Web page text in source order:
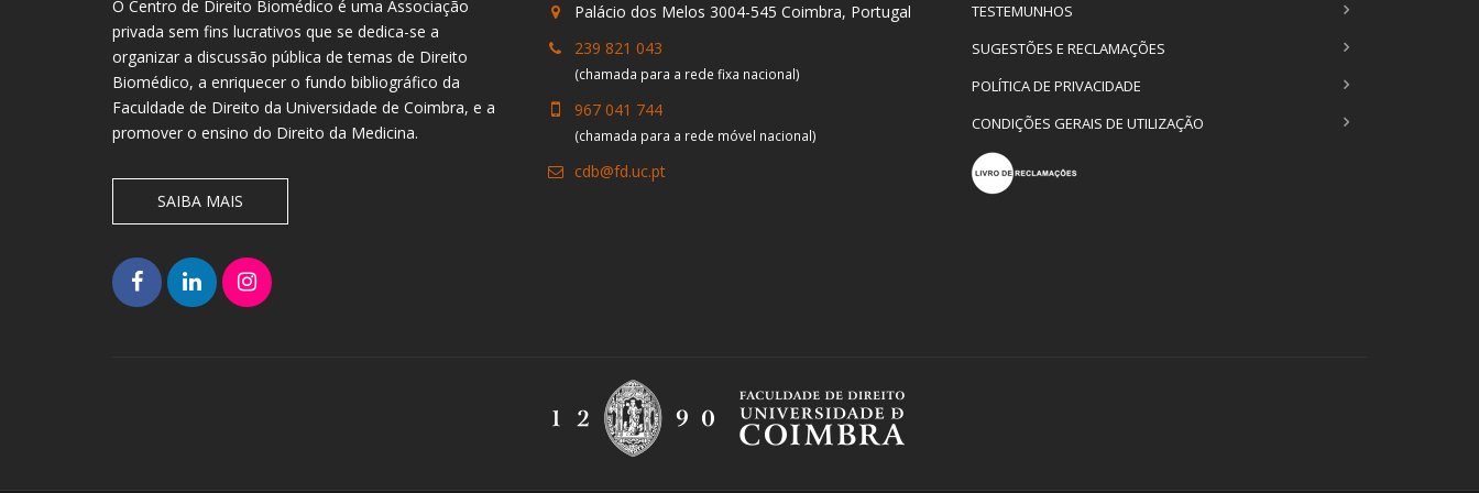
O Centro de Direito Biomédico é uma Associação
privada sem fins lucrativos que se dedica-se a
organizar a discussão pública de temas de Direito
Biomédico, a enriquecer o fundo bibliográfico da
Faculdade de Direito da Universidade de Coimbra, e a
promover o ensino do Direito da Medicina.
SAIBA MAIS
Palácio dos Melos 3004-545 Coimbra, Portugal
239 821 043
(chamada para a rede fixa nacional)
967 041 744
(chamada para a rede móvel nacional)
cdb@fd.uc.pt
TESTEMUNHOS
SUGESTÕES E RECLAMAÇÕES
POLÍTICA DE PRIVACIDADE
CONDIÇÕES GERAIS DE UTILIZAÇÃO